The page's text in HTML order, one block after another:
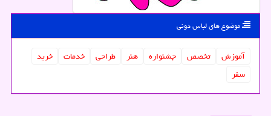
موضوع های لباس دونی
آموزش تخصص جشنواره هنر طراحی خدمات
خرید
سفر